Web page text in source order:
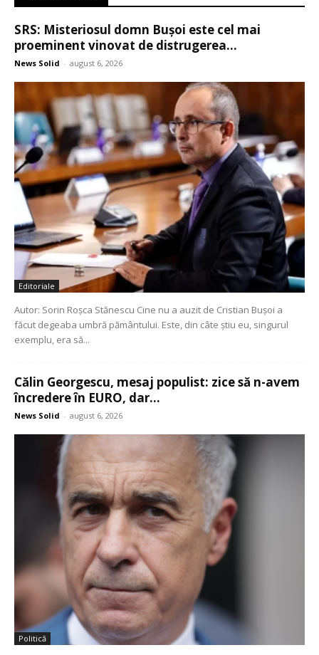
SRS: Misteriosul domn Bușoi este cel mai
proeminent vinovat de distrugerea...
News Solid - august 6, 2026
Editoriale
Autor: Sorin Roșca Stănescu Cine nu a auzit de Cristian Bușoi a
făcut degeaba umbră pământului. Este, din câte știu eu, singurul
exemplu, era să...
Călin Georgescu, mesaj populist: zice să n-avem
încredere în EURO, dar...
News Solid - august 6, 2026
Politică